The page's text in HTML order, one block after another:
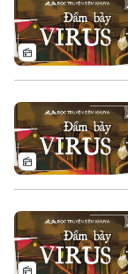
Đất đai
Kinh nghiệm
Xe máy
Thị trường
Tuyển sinh
Hướng nghiệp
Tin tức
Di tích
Sức khỏe
Y tế
Dinh dưỡng
Tư vấn sức khỏe
Bóng đá
Quần vợt
Golf
Giải trí
Tin tức
Sao
Điện ảnh
Đã phát sóng